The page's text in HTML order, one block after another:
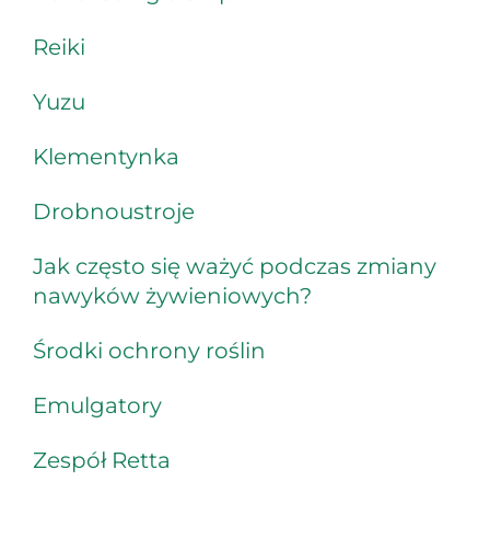
Reiki
Yuzu
Klementynka
Drobnoustroje
Jak często się ważyć podczas zmiany
nawyków żywieniowych?
Środki ochrony roślin
Emulgatory
Zespół Retta